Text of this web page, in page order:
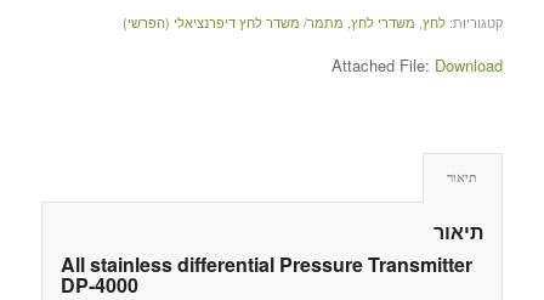
קטגוריות: לחץ, משדרי לחץ, מתמר/ משדר לחץ דיפרנציאלי (הפרשי)
Attached File: Download
תיאור
תיאור
All stainless differential Pressure Transmitter
DP-4000